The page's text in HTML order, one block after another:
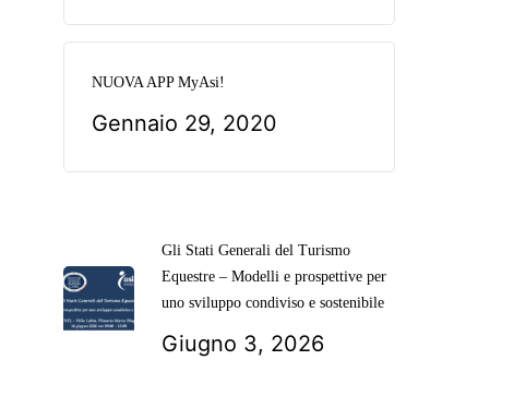
NUOVA APP MyAsi!
Gennaio 29, 2020
Gli Stati Generali del Turismo
Equestre – Modelli e prospettive per
uno sviluppo condiviso e sostenibile
Giugno 3, 2026